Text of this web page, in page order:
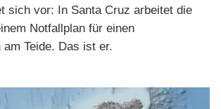
sich vor: In Santa Cruz arbeitet die
Notfallplan für einen
Teide. Das ist er.